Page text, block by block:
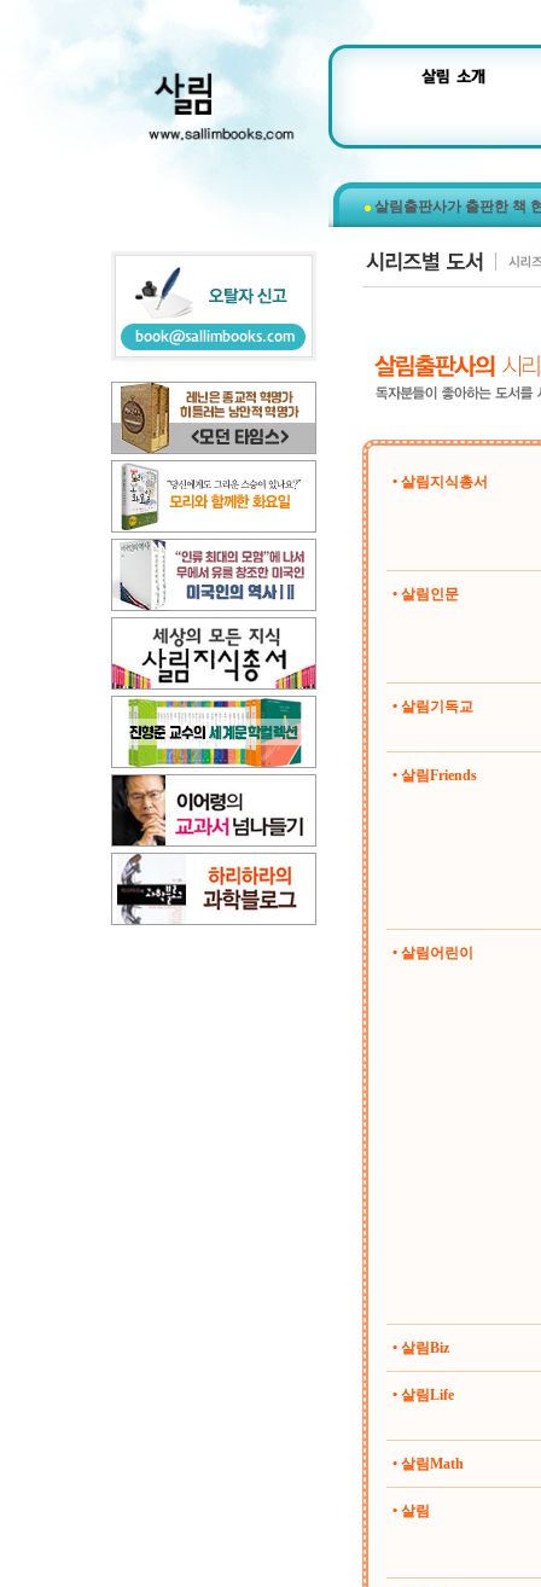
살림출판사가 출판한 책
• 살림지식총서
• 살림인문
• 살림기독교
• 살림Friends
• 살림어린이
• 살림Biz
• 살림Life
• 살림Math
• 살림